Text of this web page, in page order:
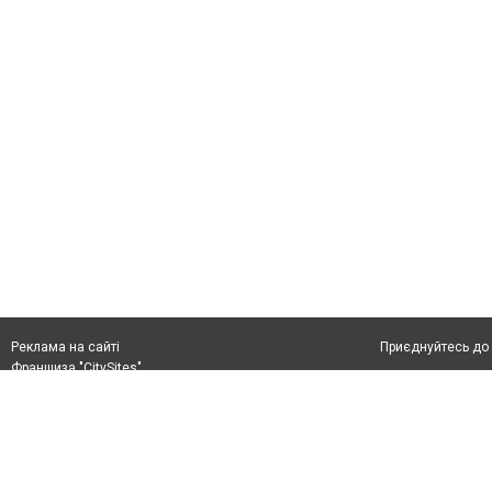
Реклама на сайті
Франшиза "CitySites"
Приєднуйтесь до